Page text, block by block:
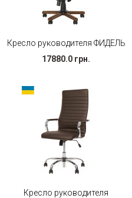
Кресло руководителя ФИДЕЛЬ
17880.0 грн.
Кресло руководителя